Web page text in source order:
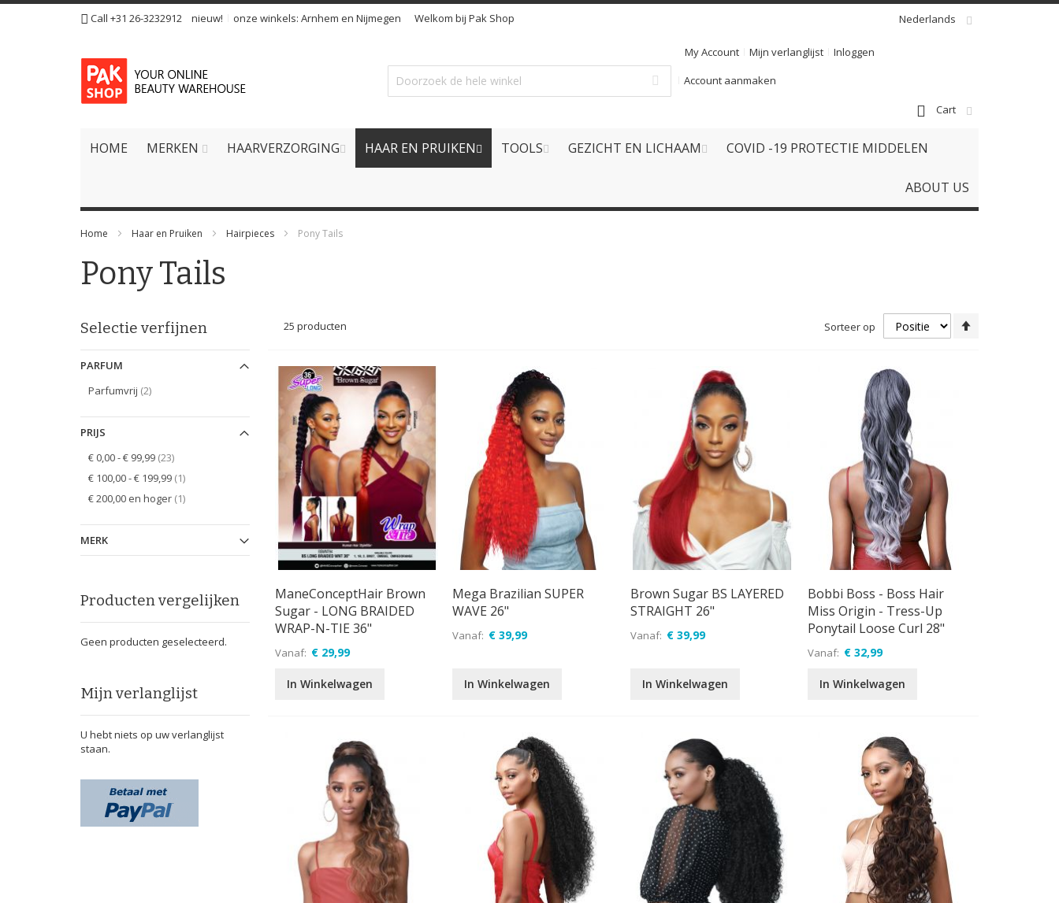
Ga
de
inhoud
Call +31 26-3232912 nieuw! onze winkels: Arnhem en Nijmegen Welkom bij Pak Shop Nederlands
My Account Mijn verlanglijst
Inloggen
Account aanmaken
Cart
HOME MERKEN HAARVERZORGING HAAR EN PRUIKEN TOOLS GEZICHT EN LICHAAM COVID -19 PROTECTIE MIDDELEN
ABOUT US
Home Haar en Pruiken Hairpieces Pony Tails
Pony Tails
25 producten Sorteer op
ManeConceptHair Brown
Sugar - LONG BRAIDED
WRAP-N-TIE 36"
Vanaf € 29,99
In Winkelwagen
Mega Brazilian SUPER
WAVE 26"
Vanaf € 39,99
In Winkelwagen
Brown Sugar BS LAYERED
STRAIGHT 26"
Vanaf € 39,99
In Winkelwagen
Bobbi Boss - Boss Hair
Miss Origin - Tress-Up
Ponytail Loose Curl 28"
Vanaf € 32,99
In Winkelwagen
Selectie verfijnen
PARFUM
Parfumvrij 2items
PRIJS
€ 0,00-€ 99,99 23items
€ 100,00-€ 199,99 1item
€ 200,00 en hoger 1item
MERK
Producten vergelijken
Geen producten geselecteerd.
Mijn verlanglijst
U hebt niets op uw verlanglijst
staan.